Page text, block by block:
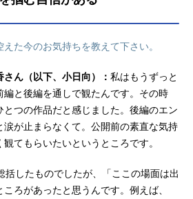
た今のお気持ちを教えて下さい。
ん（以下、小日向）： 私はもうずっと
と後編を通しで観たんです。その時
とつの作品だと感じました。後編のエン
が止まらなくて。公開前の素直な気持
てもらいたいというところです。
括したものでしたが、「ここの場面は出
ろがあったと思うんです。例えば、